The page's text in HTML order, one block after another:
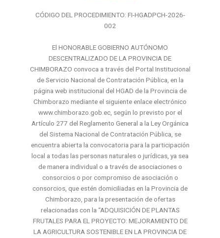
CÓDIGO DEL PROCEDIMIENTO: FI-HGADPCH-2026-
002
El HONORABLE GOBIERNO AUTÓNOMO
DESCENTRALIZADO DE LA PROVINCIA DE
CHIMBORAZO convoca a través del Portal Institucional
de Servicio Nacional de Contratación Pública, en la
página web institucional del HGAD de la Provincia de
Chimborazo mediante el siguiente enlace electrónico
www.chimborazo.gob.ec, según lo previsto por el
Artículo 277 del Reglamento General a la Ley Orgánica
del Sistema Nacional de Contratación Pública, se
encuentra abierta la convocatoria para la participación
local a todas las personas naturales o jurídicas, ya sea
de manera individual o a través de asociaciones o
consorcios o por compromiso de asociación o
consorcios, que estén domiciliadas en la Provincia de
Chimborazo, para la presentación de ofertas
relacionadas con la “ADQUISICIÓN DE PLANTAS
FRUTALES PARA EL PROYECTO: MEJORAMIENTO DE
LA AGRICULTURA SOSTENIBLE EN LA PROVINCIA DE